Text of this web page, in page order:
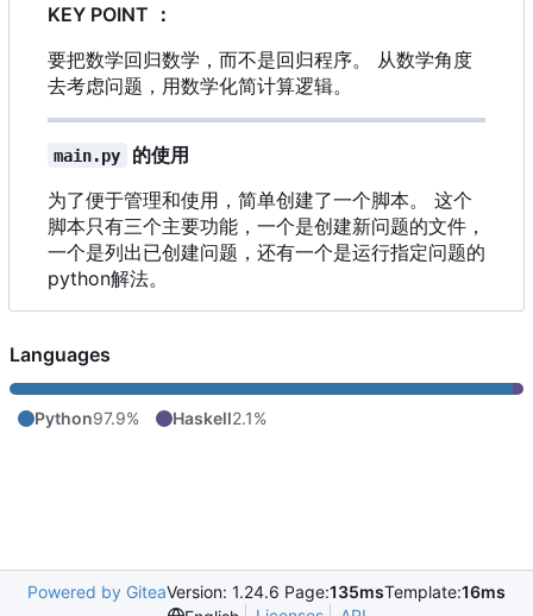
KEY POINT ：
要把数学回归数学，而不是回归程序。 从数学角度
去考虑问题，用数学化简计算逻辑。
main.py
的使用
为了便于管理和使用，简单创建了一个脚本。 这个
脚本只有三个主要功能 ， 一个是创建新问题的文件 ，
一个是列出已创建问题 ， 还有一个是运行指定问题的
python解法。
Languages
Python97.9% Haskell2.1%
Powered by GiteaVersion: 1.24.6 Page:135msTemplate:16ms